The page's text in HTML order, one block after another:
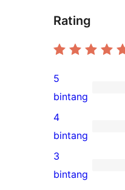
Rating
1
ulasan
5-
bintang
5
bintang
0
ulasan
4-
4
bintang
0
3
bintang